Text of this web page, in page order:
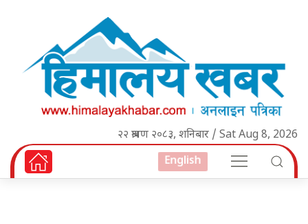
२२ श्रावण २०८३, शनिबार / Sat Aug 8, 2026
English